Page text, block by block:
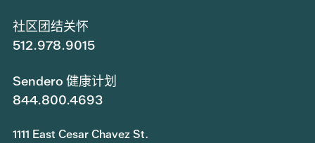
社区团结关怀
512.978.9015
Sendero 健康计划
844.800.4693
1111 East Cesar Chavez St.